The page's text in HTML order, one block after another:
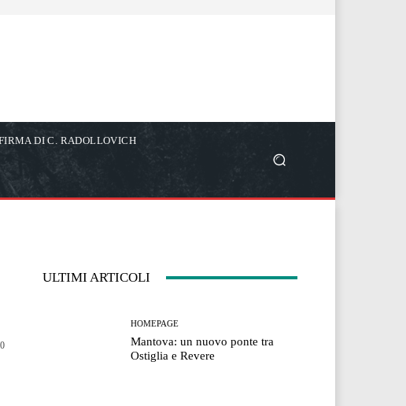
DI C. RADOLLOVICH
0
ULTIMI ARTICOLI
HOMEPAGE
Mantova: un nuovo ponte tra
Ostiglia e Revere